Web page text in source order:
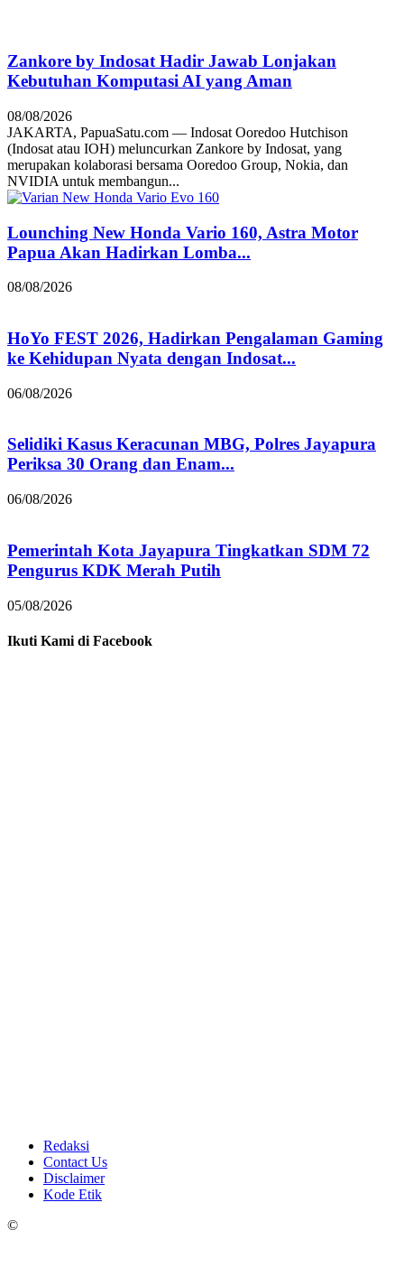
Zankore by Indosat Hadir Jawab Lonjakan
Kebutuhan Komputasi AI yang Aman
08/08/2026
JAKARTA, PapuaSatu.com — Indosat Ooredoo Hutchison
(Indosat atau IOH) meluncurkan Zankore by Indosat, yang
merupakan kolaborasi bersama Ooredoo Group, Nokia, dan
NVIDIA untuk membangun...
Lounching New Honda Vario 160, Astra Motor
Papua Akan Hadirkan Lomba...
08/08/2026
HoYo FEST 2026, Hadirkan Pengalaman Gaming
ke Kehidupan Nyata dengan Indosat...
06/08/2026
Selidiki Kasus Keracunan MBG, Polres Jayapura
Periksa 30 Orang dan Enam...
06/08/2026
Pemerintah Kota Jayapura Tingkatkan SDM 72
Pengurus KDK Merah Putih
05/08/2026
Ikuti Kami di Facebook
Redaksi
Contact Us
Disclaimer
Kode Etik
©